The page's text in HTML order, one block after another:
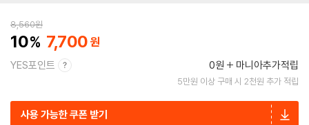
8,560원
10 7,700
YES포인트 0원 마니아추가적립
5만원 이상 구매 시 2천원 추가 적립
사용 가능한 쿠폰 받기